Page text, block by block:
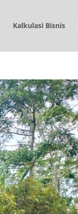
Kalkulasi Bisnis